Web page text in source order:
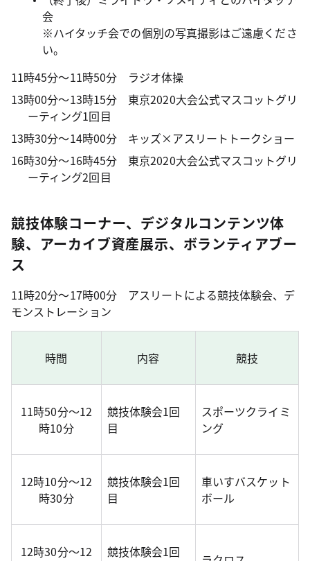
会
※ハイタッチ会での個別の写真撮影はご遠慮くださ
い。
11時45分～11時50分 ラジオ体操
13時00分～13時15分 東京2020大会公式マスコットグリ
ーティング1回目
13時30分～14時00分 キッズ×アスリートトークショー
16時30分～16時45分 東京2020大会公式マスコットグリ
ーティング2回目
競技体験コーナー、デジタルコンテンツ体
験、アーカイブ資産展示、ボランティアブー
ス
11時20分～17時00分 アスリートによる競技体験会、デ
モンストレーション
時間 内容 競技
11時50分～12
時10分
競技体験会1回
目
スポーツクライミ
ング
12時10分～12
時30分
競技体験会1回
目
車いすバスケット
ボール
12時30分～12
競技体験会1回